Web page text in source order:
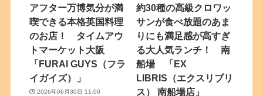
アフター万博気分が満
喫できる本格英国料理
のお店！ タイムアウ
トマーケット大阪
「FURAI GUYS（フラ
イガイズ）」
2026年06月30日 11:00
約30種の高級クロワッ
サンが食べ放題のあま
りにも満足感が高すぎ
る大人気ランチ！ 南
船場 「EX
LIBRIS（エクスリブリ
ス） 南船場店」